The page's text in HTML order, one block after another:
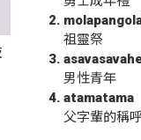
祖靈祭
男性青年
atamatama
父字輩的稱呼